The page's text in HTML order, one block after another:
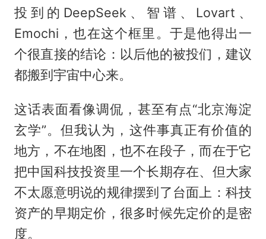
投到的DeepSeek、智谱、Lovart、
Emochi，也在这个框里。于是他得出一
个很直接的结论：以后他的被投们，建议
都搬到宇宙中心来。
这话表面看像调侃，甚至有点“北京海淀
玄学”。但我认为，这件事真正有价值的
地方，不在地图，也不在段子，而在于它
把中国科技投资里一个长期存在、但大家
不太愿意明说的规律摆到了台面上：科技
资产的早期定价，很多时候先定价的是密
度。